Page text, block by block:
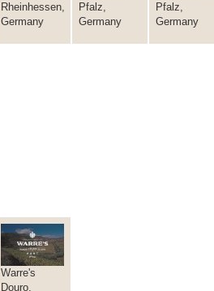
Rheinhessen,
Germany
Pfalz,
Germany
Pfalz,
Germany
Warre's
Douro,